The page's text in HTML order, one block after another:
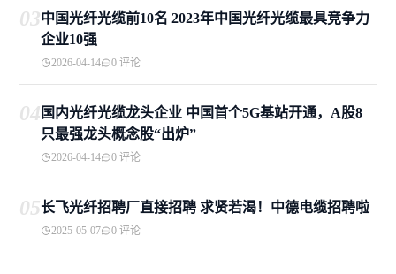
03中国光纤光缆前10名 2023年中国光纤光缆最具竞争力
企业10强
2026-04-14 0 评论
04 国内光纤光缆龙头企业 中国首个5G基站开通，A股8
只最强龙头概念股“出炉”
2026-04-14 0 评论
05长飞光纤招聘厂直接招聘 求贤若渴！中德电缆招聘啦
2025-05-07 0 评论